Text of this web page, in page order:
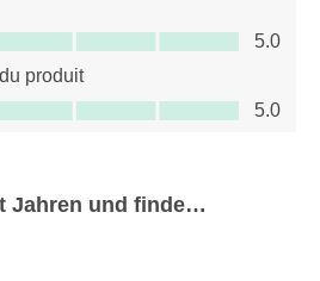
sur 5
5.0
produit
produit, 5.0 sur 5
5.0
Jahren und finde…